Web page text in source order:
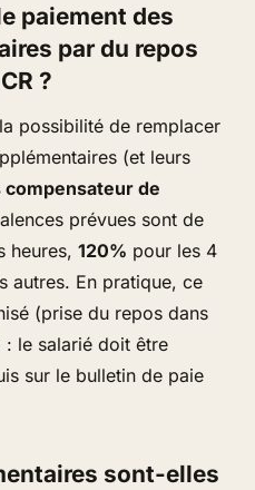
paiement des
par du repos
?
possibilité de remplacer
(et leurs
compensateur de
prévues sont de
heures,120% pour les 4
autres. En pratique, ce
(prise du repos dans
: le salarié doit être
sur le bulletin de paie
sont-elles